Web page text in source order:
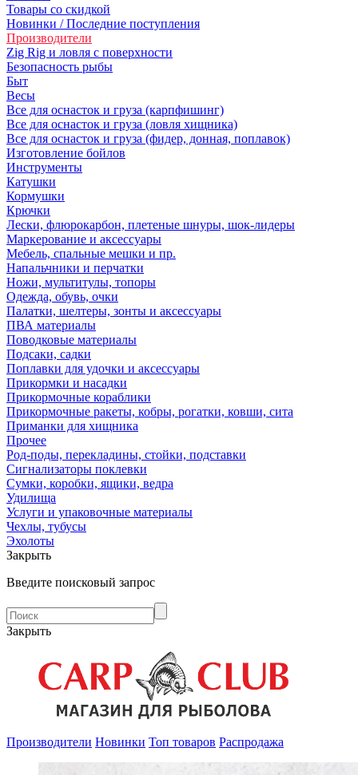
Товары со скидкой
Новинки / Последние поступления
Производители
Zig Rig и ловля с поверхности
Безoпасность рыбы
Быт
Весы
Все для оснасток и груза (карпфишинг)
Все для оснасток и груза (ловля хищника)
Все для оснасток и груза (фидер, донная, поплавок)
Изготовление бойлов
Инструменты
Катушки
Кормушки
Крючки
Лески, флюрокарбон, плетеные шнуры, шок-лидеры
Маркерование и аксессуары
Мебель, спальные мешки и пр.
Напальчники и перчатки
Ножи, мультитулы, топоры
Одежда, обувь, очки
Палатки, шелтеры, зонты и аксессуары
ПВА материалы
Поводковые материалы
Подсаки, садки
Поплавки для удочки и аксессуары
Прикормки и насадки
Прикормочные кораблики
Прикормочные ракеты, кобры, рогатки, ковши, сита
Приманки для хищника
Прочее
Род-поды, перекладины, стойки, подставки
Сигнализаторы поклевки
Сумки, коробки, ящики, ведра
Удилища
Услуги и упаковочные материалы
Чехлы, тубусы
Эхолоты
Закрыть
Введите поисковый запрос
Закрыть
Производители Новинки Топ товаров Распродажа